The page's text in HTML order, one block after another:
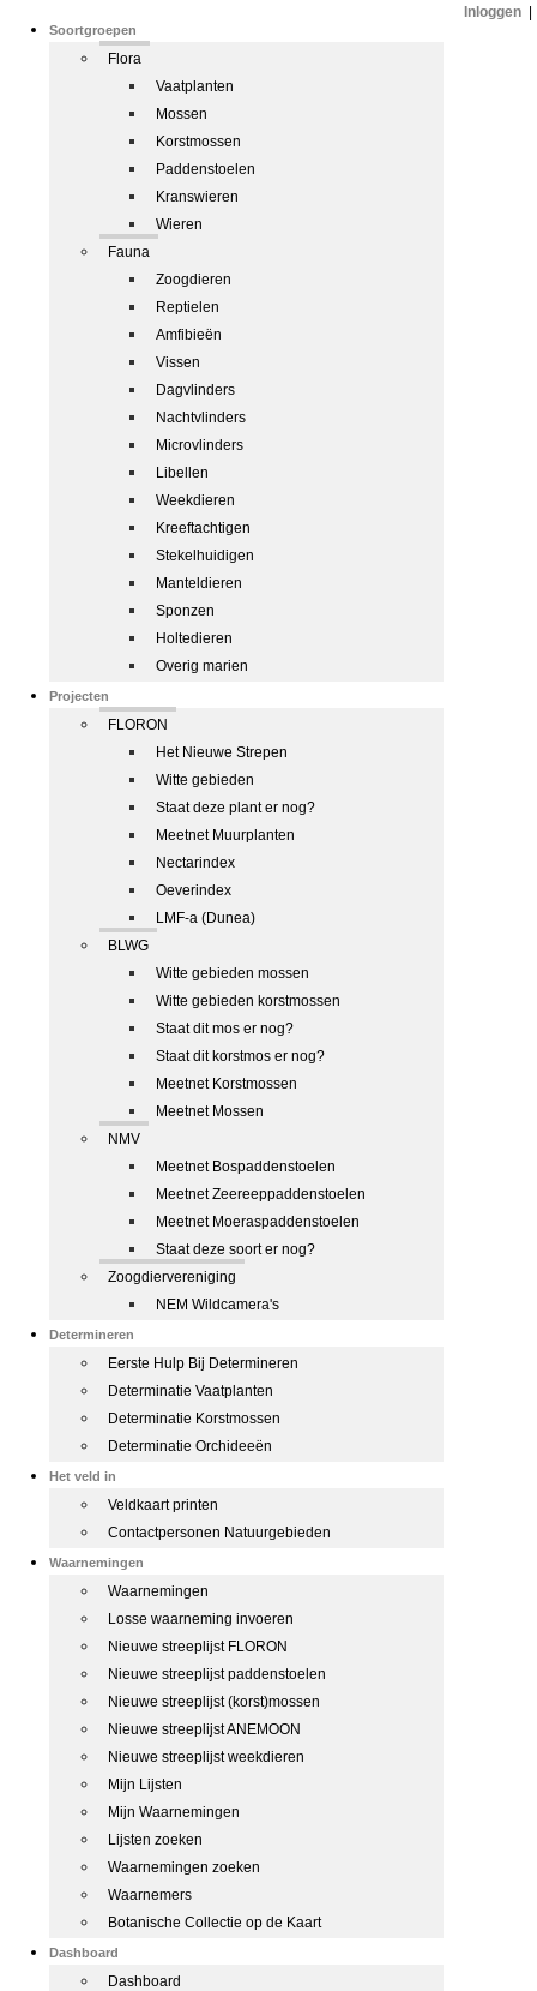
Soortgroepen
Flora
Vaatplanten
Mossen
Korstmossen
Paddenstoelen
Kranswieren
Wieren
Fauna
Zoogdieren
Reptielen
Amfibieën
Vissen
Dagvlinders
Nachtvlinders
Microvlinders
Libellen
Weekdieren
Kreeftachtigen
Stekelhuidigen
Manteldieren
Sponzen
Holtedieren
Overig marien
Projecten
FLORON
Het Nieuwe Strepen
Witte gebieden
Staat deze plant er nog?
Meetnet Muurplanten
Nectarindex
Oeverindex
LMF-a (Dunea)
BLWG
Witte gebieden mossen
Witte gebieden korstmossen
Staat dit mos er nog?
Staat dit korstmos er nog?
Meetnet Korstmossen
Meetnet Mossen
NMV
Meetnet Bospaddenstoelen
Meetnet Zeereeppaddenstoelen
Meetnet Moeraspaddenstoelen
Staat deze soort er nog?
Zoogdiervereniging
NEM Wildcamera's
Determineren
Eerste Hulp Bij Determineren
Determinatie Vaatplanten
Determinatie Korstmossen
Determinatie Orchideeën
Het veld in
Veldkaart printen
Contactpersonen Natuurgebieden
Waarnemingen
Waarnemingen
Losse waarneming invoeren
Nieuwe streeplijst FLORON
Nieuwe streeplijst paddenstoelen
Nieuwe streeplijst (korst)mossen
Nieuwe streeplijst ANEMOON
Nieuwe streeplijst weekdieren
Mijn Lijsten
Mijn Waarnemingen
Lijsten zoeken
Waarnemingen zoeken
Waarnemers
Botanische Collectie op de Kaart
Dashboard
Dashboard
Inloggen